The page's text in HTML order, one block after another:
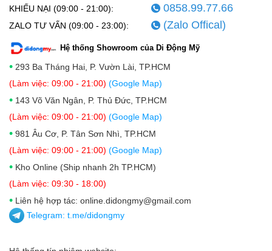
KHIẾU NẠI (09:00 - 21:00): 0858.99.77.66
ZALO TƯ VẤN (09:00 - 23:00): (Zalo Offical)
Hệ thống Showroom của Di Động Mỹ
• 293 Ba Tháng Hai, P. Vườn Lài, TP.HCM
(Làm việc: 09:00 - 21:00) (Google Map)
• 143 Võ Văn Ngân, P. Thủ Đức, TP.HCM
(Làm việc: 09:00 - 21:00) (Google Map)
• 981 Âu Cơ, P. Tân Sơn Nhì, TP.HCM
(Làm việc: 09:00 - 21:00) (Google Map)
• Kho Online (Ship nhanh 2h TP.HCM)
(Làm việc: 09:30 - 18:00)
• Liên hệ hợp tác: online.didongmy@gmail.com
Telegram: t.me/didongmy